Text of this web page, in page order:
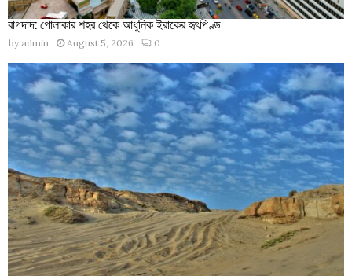
বাগদাদ: গোলাকার শহর থেকে আধুনিক ইরাকের হৃৎপিণ্ড
by admin August 5, 2026 0